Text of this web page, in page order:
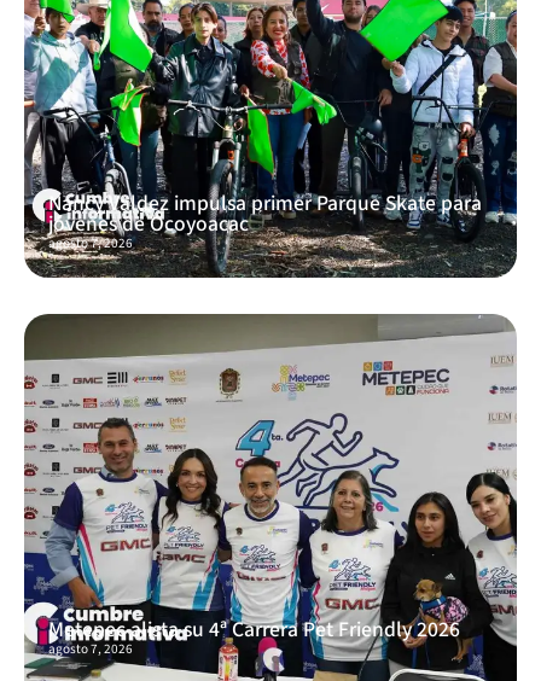
Nancy Valdez impulsa primer Parque Skate para
jóvenes de Ocoyoacac
agosto 7, 2026
Metepec alista su 4ª Carrera Pet Friendly 2026
agosto 7, 2026